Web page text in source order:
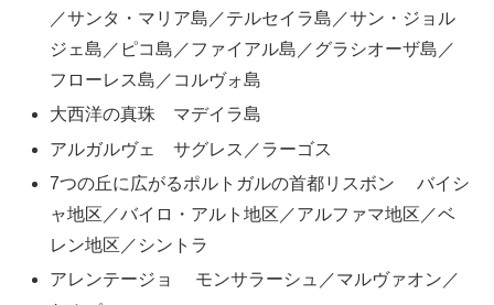
／サンタ・マリア島／テルセイラ島／サン・ジョル
ジェ島／ピコ島／ファイアル島／グラシオーザ島／
フローレス島／コルヴォ島
大西洋の真珠 マデイラ島
アルガルヴェ サグレス／ラーゴス
7つの丘に広がるポルトガルの首都リスボン バイシ
ャ地区／バイロ・アルト地区／アルファマ地区／ベ
レン地区／シントラ
アレンテージョ モンサラーシュ／マルヴァオン／